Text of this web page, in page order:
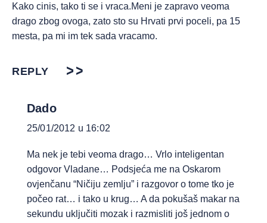
Kako cinis, tako ti se i vraca.Meni je zapravo veoma
drago zbog ovoga, zato sto su Hrvati prvi poceli, pa 15
mesta, pa mi im tek sada vracamo.
REPLY
Dado
25/01/2012 u 16:02
Ma nek je tebi veoma drago… Vrlo inteligentan
odgovor Vladane… Podsjeća me na Oskarom
ovjenčanu “Ničiju zemlju” i razgovor o tome tko je
počeo rat… i tako u krug… A da pokušaš makar na
sekundu uključiti mozak i razmisliti još jednom o